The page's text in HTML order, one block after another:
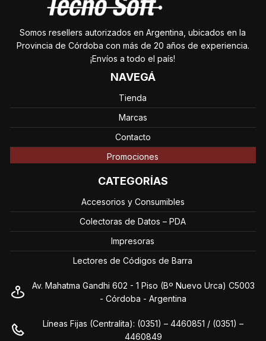
Somos resellers autorizados en Argentina, ubicados en la
Provincia de Córdoba con más de 20 años de experiencia.
¡Envíos a todo el país!
NAVEGÁ
Tienda
Marcas
Contacto
Promociones
CATEGORÍAS
Accesorios y Consumibles
Colectoras de Datos – PDA
Impresoras
Lectores de Códigos de Barra
Av. Mahatma Gandhi 602 - 1 Piso (Bº Nuevo Urca) C5003
- Córdoba - Argentina
Líneas Fijas (Centralita): (0351) – 4460851 / (0351) –
4460849